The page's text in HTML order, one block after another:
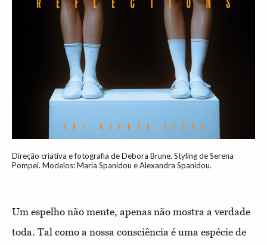
Direção criativa e fotografia de Debora Brune. Styling de Serena
Pompei. Modelos: Maria Spanidou e Alexandra Spanidou.
Um espelho não mente, apenas não mostra a verdade
toda. Tal como a nossa consciência é uma espécie de